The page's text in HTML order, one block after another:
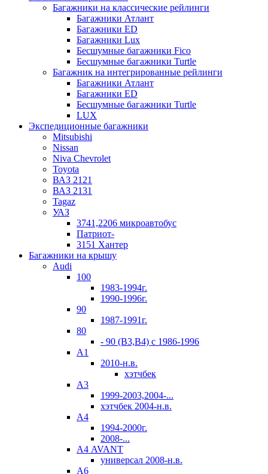
Багажники на классические рейлинги
Багажники Атлант
Багажники ЕD
Багажники Lux
Бесшумные багажники Fico
Бесшумные багажники Turtle
Багажник на интегрированные рейлинги
Багажники Атлант
Багажники ЕD
Бесшумные багажники Turtle
LUX
Экспедиционные багажники
Mitsubishi
Nissan
Niva Chevrolet
Toyota
ВАЗ 2121
ВАЗ 2131
Tagaz
УАЗ
3741,2206 микроавтобус
Патриот-
3151 Хантер
Багажники на крышу
Audi
100
1983-1994г.
1990-1996г.
90
1987-1991г.
80
- 90 (B3,B4) c 1986-1996
А1
2010-н.в.
хэтчбек
А3
1999-2003,2004-...
хэтчбек 2004-н.в.
А4
1994-2000г.
2008-...
А4 AVANT
универсал 2008-н.в.
А6